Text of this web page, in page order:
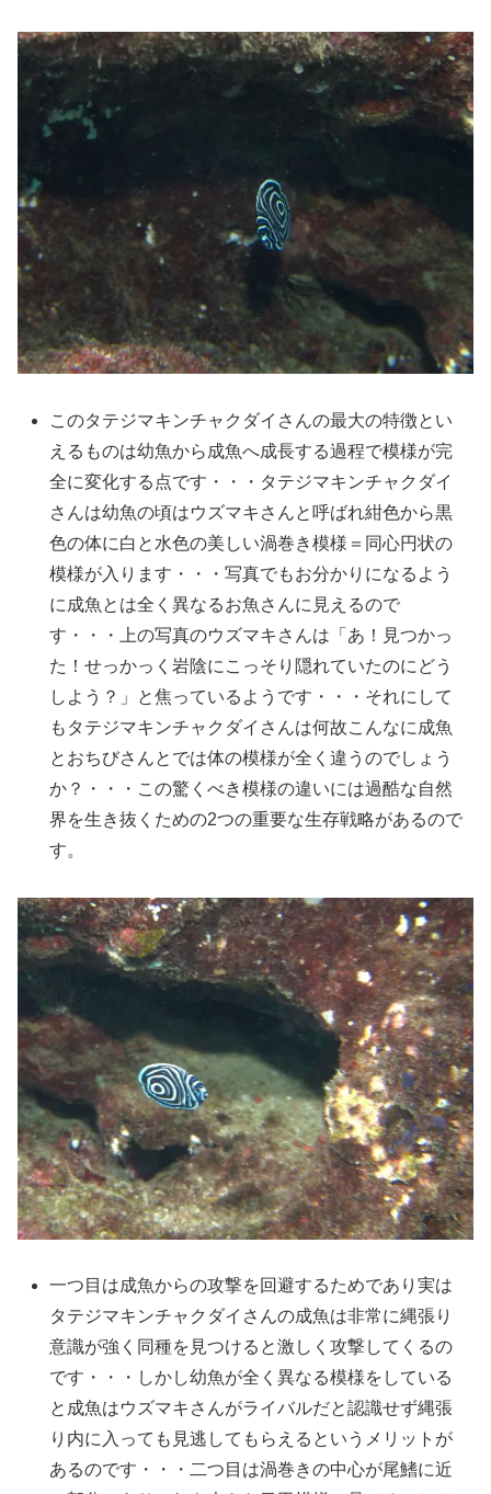
このタテジマキンチャクダイさんの最大の特徴とい
えるものは幼魚から成魚へ成長する過程で模様が完
全に変化する点です・・・タテジマキンチャクダイ
さんは幼魚の頃はウズマキさんと呼ばれ紺色から黒
色の体に白と水色の美しい渦巻き模様＝同心円状の
模様が入ります・・・写真でもお分かりになるよう
に成魚とは全く異なるお魚さんに見えるので
す・・・上の写真のウズマキさんは「あ！見つかっ
た！せっかっく岩陰にこっそり隠れていたのにどう
しよう？」と焦っているようです・・・それにして
もタテジマキンチャクダイさんは何故こんなに成魚
とおちびさんとでは体の模様が全く違うのでしょう
か？・・・この驚くべき模様の違いには過酷な自然
界を生き抜くための2つの重要な生存戦略があるので
す。
一つ目は成魚からの攻撃を回避するためであり実は
タテジマキンチャクダイさんの成魚は非常に縄張り
意識が強く同種を見つけると激しく攻撃してくるの
です・・・しかし幼魚が全く異なる模様をしている
と成魚はウズマキさんがライバルだと認識せず縄張
り内に入っても見逃してもらえるというメリットが
あるのです・・・二つ目は渦巻きの中心が尾鰭に近